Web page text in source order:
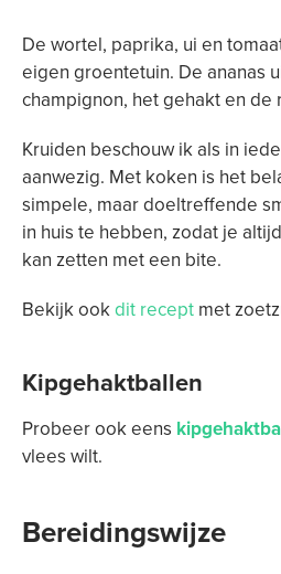
De wortel, paprika, ui en
eigen groentetuin. De ananas
champignon, het gehakt en de
Kruiden beschouw ik als in
aanwezig. Met koken is het
simpele, maar doeltreffende
in huis te hebben, zodat je
kan zetten met een bite.
Bekijk ookdit recept met
Kipgehaktballen
Probeer ook eens
vlees wilt.
Bereidingswijze